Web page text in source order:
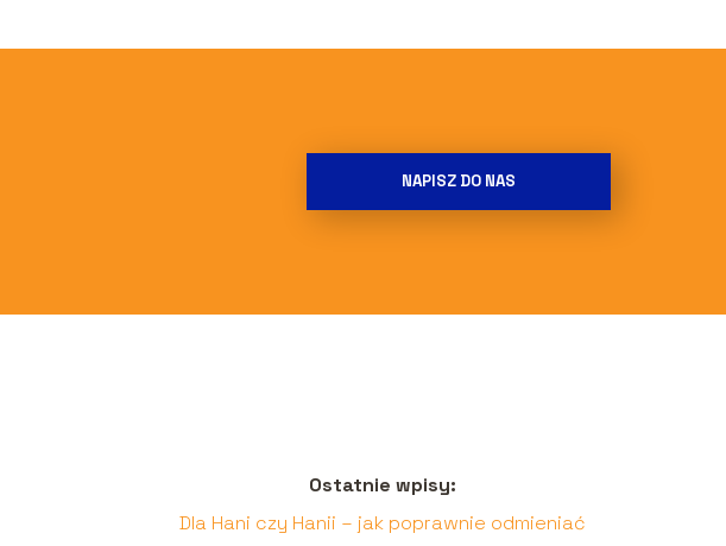
NAPISZ DO NAS
Ostatnie wpisy:
Dla Hani czy Hanii – jak poprawnie odmieniać